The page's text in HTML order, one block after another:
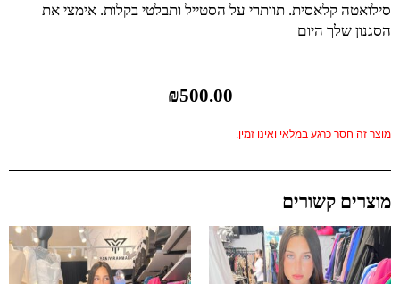
סילואטה קלאסית. תוותרי על הסטייל ותבלטי בקלות. אימצי את
הסגנון שלך היום
₪500.00
מוצר זה חסר כרגע במלאי ואינו זמין.
מוצרים קשורים